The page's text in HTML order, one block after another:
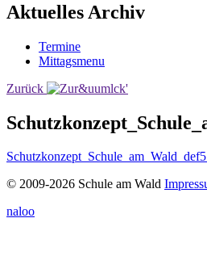
Aktuelles Archiv
Termine
Mittagsmenu
Zurück
© 2009-2026 Schule am Wald
naloo